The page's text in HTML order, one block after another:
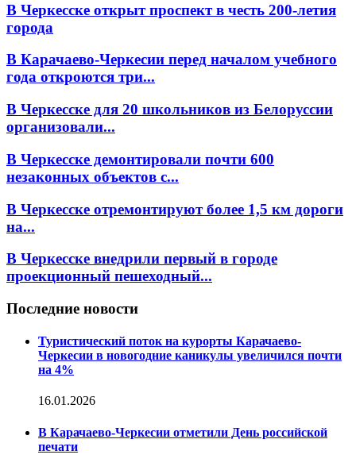
В Черкесске открыт проспект в честь 200-летия
города
В Карачаево-Черкесии перед началом учебного
года откроются три...
В Черкесске для 20 школьников из Белоруссии
организовали...
В Черкесске демонтировали почти 600
незаконных объектов с...
В Черкесске отремонтируют более 1,5 км дороги
на...
В Черкесске внедрили первый в городе
проекционный пешеходный...
Последние новости
Туристический поток на курорты Карачаево-
Черкесии в новогодние каникулы увеличился почти
на 4%
16.01.2026
В Карачаево-Черкесии отметили День российской
печати